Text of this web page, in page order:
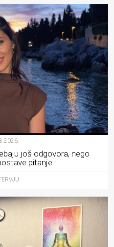
još odgovora, nego
pitanje